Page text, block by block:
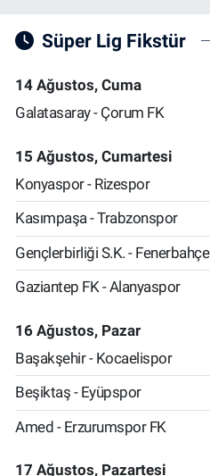
Süper Lig Fikstür
14 Ağustos, Cuma
Galatasaray - Çorum FK
15 Ağustos, Cumartesi
Konyaspor - Rizespor
Kasımpaşa - Trabzonspor
Gençlerbirliği S.K. - Fenerbahçe
Gaziantep FK - Alanyaspor
16 Ağustos, Pazar
Başakşehir - Kocaelispor
Beşiktaş - Eyüpspor
Amed - Erzurumspor FK
17 Ağustos, Pazartesi